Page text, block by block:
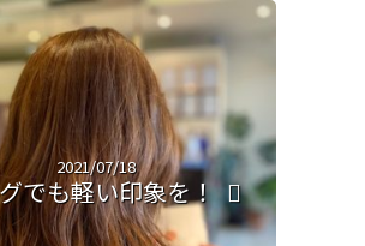
2021/07/18
でも軽い印象を！